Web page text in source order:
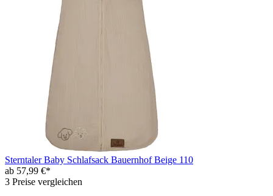
Sterntaler Baby Schlafsack Bauernhof Beige 110
ab 57,99 €*
3 Preise vergleichen